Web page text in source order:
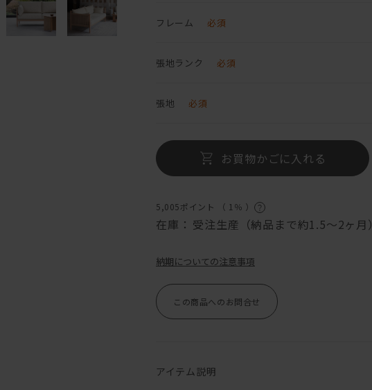
フレーム 必須
張地ランク 必須
張地 必須
お買物かごに入れる
5,005ポイント （ 1％ ）
在庫： 受注生産（納品まで約1.5～2ヶ月）
納期についての注意事項
この商品へのお問合せ
アイテム説明